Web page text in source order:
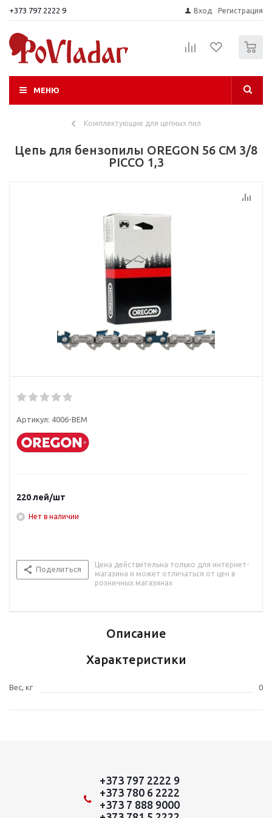
+373 797 2222 9 Вход Регистрация
МЕНЮ
Комплектующие для цепных пил
Цепь для бензопилы OREGON 56 CM 3/8
PICCO 1,3
Артикул: 4006-BEM
220лей/шт
Нет в наличии
Поделиться
Цена действительна только для интернет-
магазина и может отличаться от цен в
розничных магазинах
Описание
Характеристики
Вес, кг 0
+373 797 2222 9
+373 780 6 2222
+373 7 888 9000